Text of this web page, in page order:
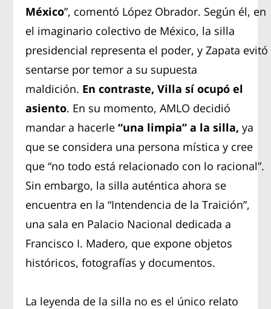
México”, comentó López Obrador. Según él, en
el imaginario colectivo de México, la silla
presidencial representa el poder, y Zapata evitó
sentarse por temor a su supuesta
maldición. En contraste, Villa sí ocupó el
asiento. En su momento, AMLO decidió
mandar a hacerle“una limpia” a la silla,ya
que se considera una persona mística y cree
que “no todo está relacionado con lo racional”.
Sin embargo, la silla auténtica ahora se
encuentra en la “Intendencia de la Traición”,
una sala en Palacio Nacional dedicada a
Francisco I. Madero, que expone objetos
históricos, fotografías y documentos.
La leyenda de la silla no es el único relato